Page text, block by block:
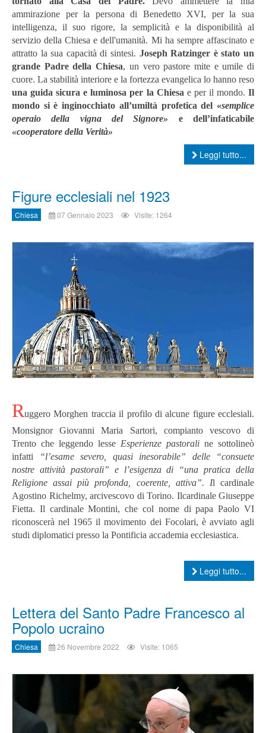
ammirazione per la persona di Benedetto XVI, per la sua
intelligenza, il suo rigore, la semplicità e la disponibilità al
servizio della Chiesa e dell'umanità. Mi ha sempre affascinato e
attratto la sua capacità di sintesi. Joseph Ratzinger è stato un
grande Padre della Chiesa, un vero pastore mite e umile di
cuore. La stabilità interiore e la fortezza evangelica lo hanno reso
una guida sicura e luminosa per la Chiesa e per il mondo.Il
mondo si è inginocchiato all’umiltà profetica del «semplice
operaio della vigna del Signore» e dell’infaticabile
«cooperatore della Verità»
Leggi tutto...
Figure ecclesiali nel 1923
Chiesa 07 Gennaio 2023 Visite: 1264
Ruggero Morghen traccia il profilo di alcune figure ecclesiali.
Monsignor Giovanni Maria Sartori, compianto vescovo di
Trento che leggendo lesse Esperienze pastorali ne sottolineò
infatti “l’esame severo, quasi inesorabile” delle “consuete
nostre attività pastorali” e l’esigenza di “una pratica della
Religione assai più profonda, coerente, attiva”. Il cardinale
Agostino Richelmy, arcivescovo di Torino. Ilcardinale Giuseppe
Fietta. Il cardinale Montini, che col nome di papa Paolo VI
riconoscerà nel 1965 il movimento dei Focolari, è avviato agli
studi diplomatici presso la Pontificia accademia ecclesiastica.
Leggi tutto...
Lettera del Santo Padre Francesco al
Popolo ucraino
Chiesa 26 Novembre 2022 Visite: 1065